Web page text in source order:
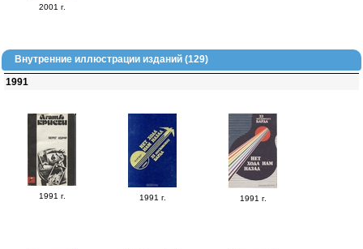
2001 г.
Внутренние иллюстрации изданий (129)
1991
1991 г. 1991 г. 1991 г.